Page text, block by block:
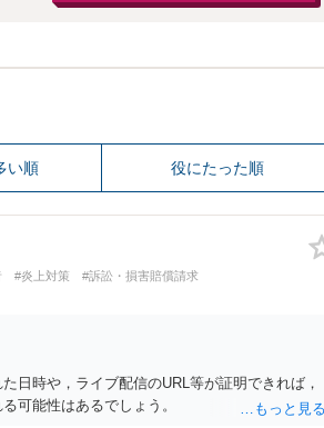
い順 役にたった順
#炎上対策 #訴訟・損害賠償請求
日時や，ライブ配信のURL等が証明できれば，
可能性はあるでしょう。